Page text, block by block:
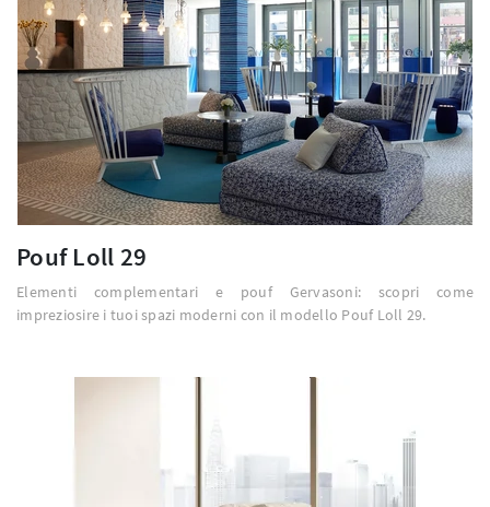
Pouf Loll 29
Elementi complementari e pouf Gervasoni: scopri come
impreziosire i tuoi spazi moderni con il modello Pouf Loll 29.